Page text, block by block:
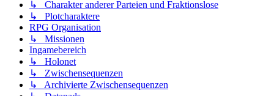
↳ Charakter anderer Parteien und Fraktionslose
↳ Plotcharaktere
RPG Organisation
↳ Missionen
Ingamebereich
↳ Holonet
↳ Zwischensequenzen
↳ Archivierte Zwischensequenzen